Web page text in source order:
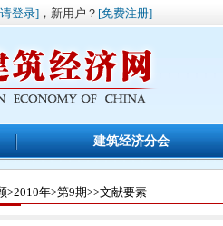
登录] ，新用户？ [免费注册]
建筑经济分会
>2010年>第9期>>文献要素